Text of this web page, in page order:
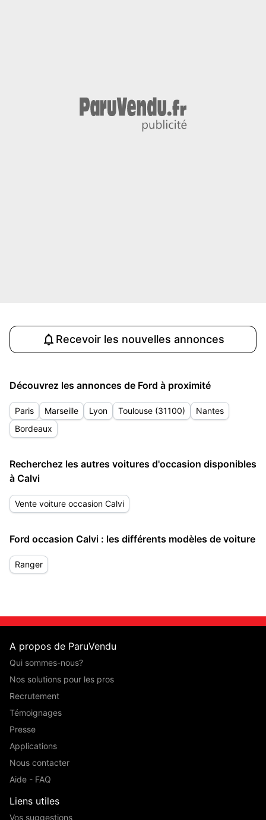
Recevoir les nouvelles annonces
Découvrez les annonces de Ford à proximité
Paris Marseille Lyon Toulouse (31100)
Nantes
Bordeaux
Recherchez les autres voitures d'occasion disponibles
à Calvi
Vente voiture occasion Calvi
Ford occasion Calvi : les différents modèles de voiture
Ranger
A propos de ParuVendu
Qui sommes-nous?
Nos solutions pour les pros
Recrutement
Témoignages
Presse
Applications
Nous contacter
Aide - FAQ
Liens utiles
Vos suggestions